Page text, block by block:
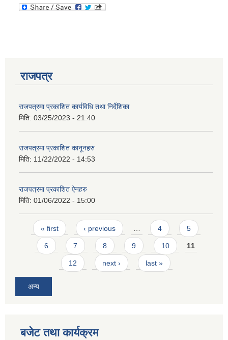
राजपत्र
राजपत्रमा प्रकाशित कार्यविधि तथा निर्देशिका
मिति: 03/25/2023 - 21:40
राजपत्रमा प्रकाशित कानूनहरु
मिति: 11/22/2022 - 14:53
राजपत्रमा प्रकाशित ऐनहरु
मिति: 01/06/2022 - 15:00
Pages
« first ‹ previous 4 5
6 7 8 9 10 11
12 next › last »
अन्य
बजेट तथा कार्यक्रम